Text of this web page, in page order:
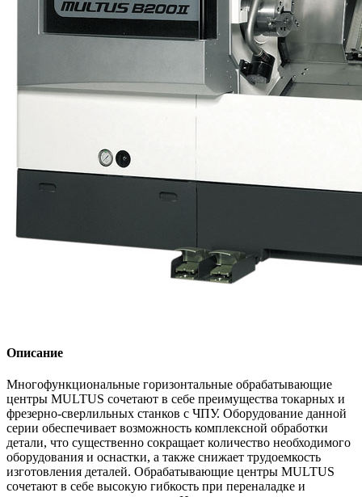
Описание
Многофункциональные горизонтальные обрабатывающие
центры MULTUS сочетают в себе преимущества токарных и
фрезерно-сверлильных станков с ЧПУ. Оборудование данной
серии обеспечивает возможность комплексной обработки
детали, что существенно сокращает количество необходимого
оборудования и оснастки, а также снижает трудоемкость
изготовления деталей. Обрабатывающие центры MULTUS
сочетают в себе высокую гибкость при переналадке и